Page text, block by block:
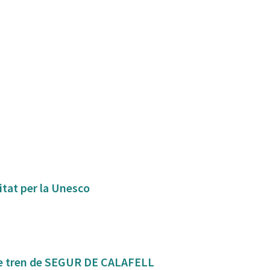
per la Unesco
Mejora de la conexión y seguridad de la estación de tren de SEGUR DE CALAFELL